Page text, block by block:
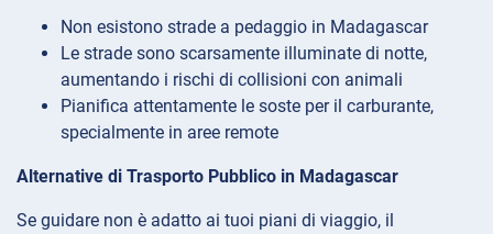
Non esistono strade a pedaggio in Madagascar
Le strade sono scarsamente illuminate di notte,
aumentando i rischi di collisioni con animali
Pianifica attentamente le soste per il carburante,
specialmente in aree remote
Alternative di Trasporto Pubblico in Madagascar
Se guidare non è adatto ai tuoi piani di viaggio, il